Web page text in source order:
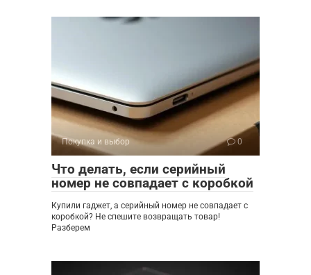
Покупка и выбор 0
Что делать, если серийный
номер не совпадает с коробкой
Купили гаджет, а серийный номер не совпадает с
коробкой? Не спешите возвращать товар!
Разберем